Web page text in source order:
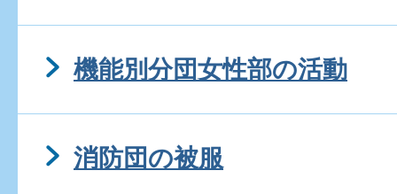
機能別分団女性部の活動
消防団の被服